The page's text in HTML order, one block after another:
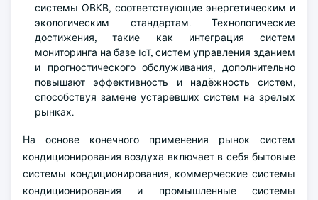
системы ОВКВ, соответствующие энергетическим и
экологическим стандартам. Технологические
достижения, такие как интеграция систем
мониторинга на базе IoT, систем управления зданием
и прогностического обслуживания, дополнительно
повышают эффективность и надёжность систем,
способствуя замене устаревших систем на зрелых
рынках.
На основе конечного применения рынок систем
кондиционирования воздуха включает в себя бытовые
системы кондиционирования, коммерческие системы
кондиционирования и промышленные системы